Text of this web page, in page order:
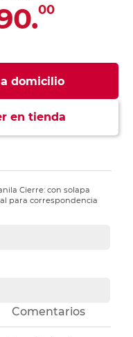
00
domicilio
en tienda
Cierre: con solapa
para correspondencia
Comentarios